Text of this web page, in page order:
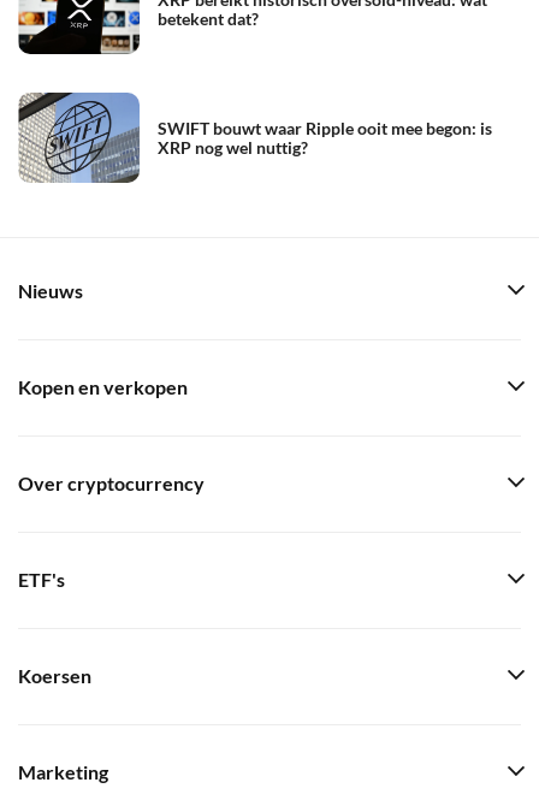
betekent dat?
SWIFT bouwt waar Ripple ooit mee begon: is
XRP nog wel nuttig?
Nieuws
Kopen en verkopen
Over cryptocurrency
ETF's
Koersen
Marketing